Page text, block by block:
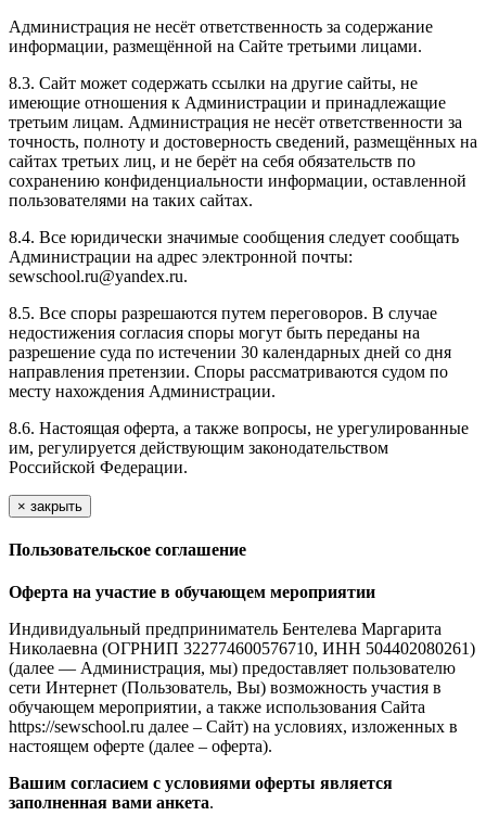
Администрация не несёт ответственность за содержание
информации, размещённой на Сайте третьими лицами.
8.3. Сайт может содержать ссылки на другие сайты, не
имеющие отношения к Администрации и принадлежащие
третьим лицам. Администрация не несёт ответственности за
точность, полноту и достоверность сведений, размещённых на
сайтах третьих лиц, и не берёт на себя обязательств по
сохранению конфиденциальности информации, оставленной
пользователями на таких сайтах.
8.4. Все юридически значимые сообщения следует сообщать
Администрации на адрес электронной почты:
sewschool.ru@yandex.ru.
8.5. Все споры разрешаются путем переговоров. В случае
недостижения согласия споры могут быть переданы на
разрешение суда по истечении 30 календарных дней со дня
направления претензии. Споры рассматриваются судом по
месту нахождения Администрации.
8.6. Настоящая оферта, а также вопросы, не урегулированные
им, регулируется действующим законодательством
Российской Федерации.
× закрыть
Пользовательское соглашение
Оферта на участие в обучающем мероприятии
Индивидуальный предприниматель Бентелева Маргарита
Николаевна (ОГРНИП 322774600576710, ИНН 504402080261)
(далее — Администрация, мы) предоставляет пользователю
сети Интернет (Пользователь, Вы) возможность участия в
обучающем мероприятии, а также использования Сайта
https://sewschool.ru далее – Сайт) на условиях, изложенных в
настоящем оферте (далее – оферта).
Вашим согласием с условиями оферты является
заполненная вами анкета.